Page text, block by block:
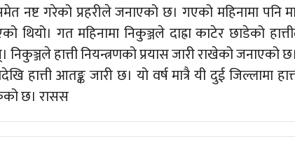
नष्ट गरेको प्रहरीले जनाएको छ। गएको महिनामा पनि
थियो। गत महिनामा निकुञ्जले दाह्रा काटेर छाडेको
हात्ती नियन्त्रणको प्रयास जारी राखेको जनाएको छ।
हात्ती आतङ्क जारी छ। यो वर्ष मात्रै यी दुई जिल्लामा
छ। रासस